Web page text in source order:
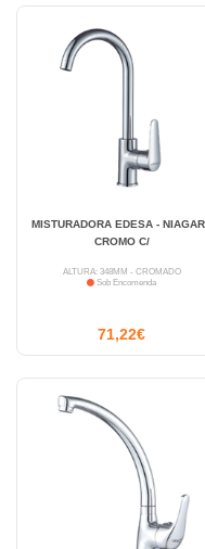
MISTURADORA EDESA -
CROMO C/
ALTURA: 348MM - CROMADO
Sob Encomenda
71,22€